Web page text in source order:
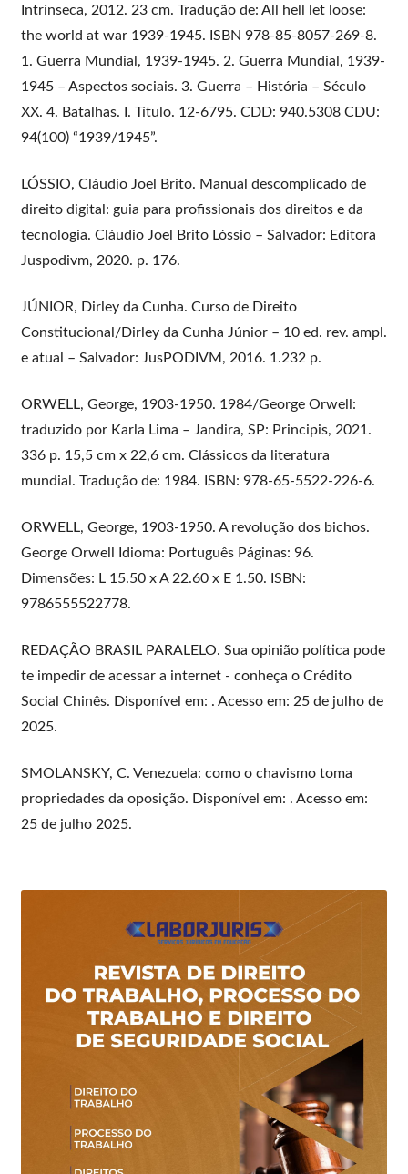
Intrínseca, 2012. 23 cm. Tradução de: All hell let loose:
the world at war 1939-1945. ISBN 978-85-8057-269-8.
1. Guerra Mundial, 1939-1945. 2. Guerra Mundial, 1939-
1945 – Aspectos sociais. 3. Guerra – História – Século
XX. 4. Batalhas. I. Título. 12-6795. CDD: 940.5308 CDU:
94(100) “1939/1945”.
LÓSSIO, Cláudio Joel Brito. Manual descomplicado de
direito digital: guia para profissionais dos direitos e da
tecnologia. Cláudio Joel Brito Lóssio – Salvador: Editora
Juspodivm, 2020. p. 176.
JÚNIOR, Dirley da Cunha. Curso de Direito
Constitucional/Dirley da Cunha Júnior – 10 ed. rev. ampl.
e atual – Salvador: JusPODIVM, 2016. 1.232 p.
ORWELL, George, 1903-1950. 1984/George Orwell:
traduzido por Karla Lima – Jandira, SP: Principis, 2021.
336 p. 15,5 cm x 22,6 cm. Clássicos da literatura
mundial. Tradução de: 1984. ISBN: 978-65-5522-226-6.
ORWELL, George, 1903-1950. A revolução dos bichos.
George Orwell Idioma: Português Páginas: 96.
Dimensões: L 15.50 x A 22.60 x E 1.50. ISBN:
9786555522778.
REDAÇÃO BRASIL PARALELO. Sua opinião política pode
te impedir de acessar a internet - conheça o Crédito
Social Chinês. Disponível em: . Acesso em: 25 de julho de
2025.
SMOLANSKY, C. Venezuela: como o chavismo toma
propriedades da oposição. Disponível em: . Acesso em:
25 de julho 2025.